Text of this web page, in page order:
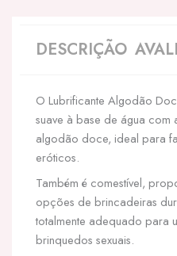
ÁGUA
DE
ALGODÃO
DOCE
DESCRIÇÃO
O Lubrificante Algodão
suave à base de água
algodão doce, ideal para
eróticos.
Também é comestível,
opções de brincadeiras
totalmente adequado para
brinquedos sexuais.